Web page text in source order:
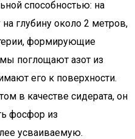
способностью: на
глубину около 2 метров,
формирующие
поглощают азот из
его к поверхности.
в качестве сидерата, он
фосфор из
усваиваемую.